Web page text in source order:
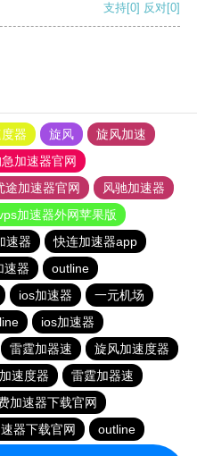
支持[0] 反对[0]
器 旋风
旋风加速
加速器官网
途加速器官网
风驰加速器
加速器外网苹果版
速器
快连加速器app
速器
outline
ios加速器
一元机场
ios加速器
雷霆加器速
旋风加速度器
速度器
雷霆加器速
加速器下载官网
器下载官网
outline